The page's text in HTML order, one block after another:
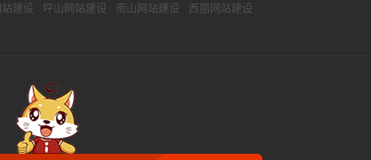
建设 坪山网站建设 南山网站建设
西丽网站建设